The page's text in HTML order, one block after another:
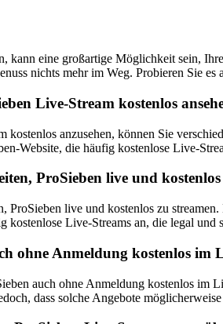
kann eine großartige Möglichkeit sein,
nichts mehr im Weg. Probieren Sie
Live-Stream kostenlos
kostenlos anzusehen, können Sie
Website, die häufig kostenlose Live-
ProSieben live und
ProSieben live und kostenlos zu
kostenlose Live-Streams an, die legal und
ohne Anmeldung kostenlos im
auch ohne Anmeldung kostenlos im
dass solche Angebote